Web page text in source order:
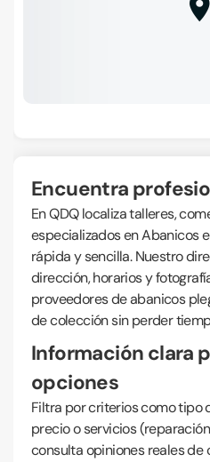
Encuentra
En QDQ localiza talleres,
especializados en Abanicos
rápida y sencilla. Nuestro
dirección, horarios y
proveedores de abanicos
de colección sin perder
Información clara
opciones
Filtra por criterios como tipo
precio o servicios
consulta opiniones reales de